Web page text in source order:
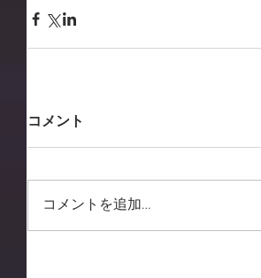
コメント
コメントを追加…